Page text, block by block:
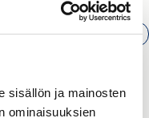
sisällön ja mainosten
ominaisuuksien
SÄHKÖPOSTI